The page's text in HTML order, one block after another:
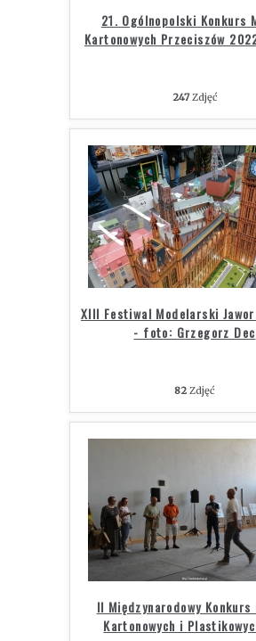
21. Ogólnopolski Konkurs
Kartonowych Przeciszów
247Zdjęć
XIII Festiwal Modelarski
- foto: Grzegorz Dec
82 Zdjęć
II Międzynarodowy Konkurs
Kartonowych i